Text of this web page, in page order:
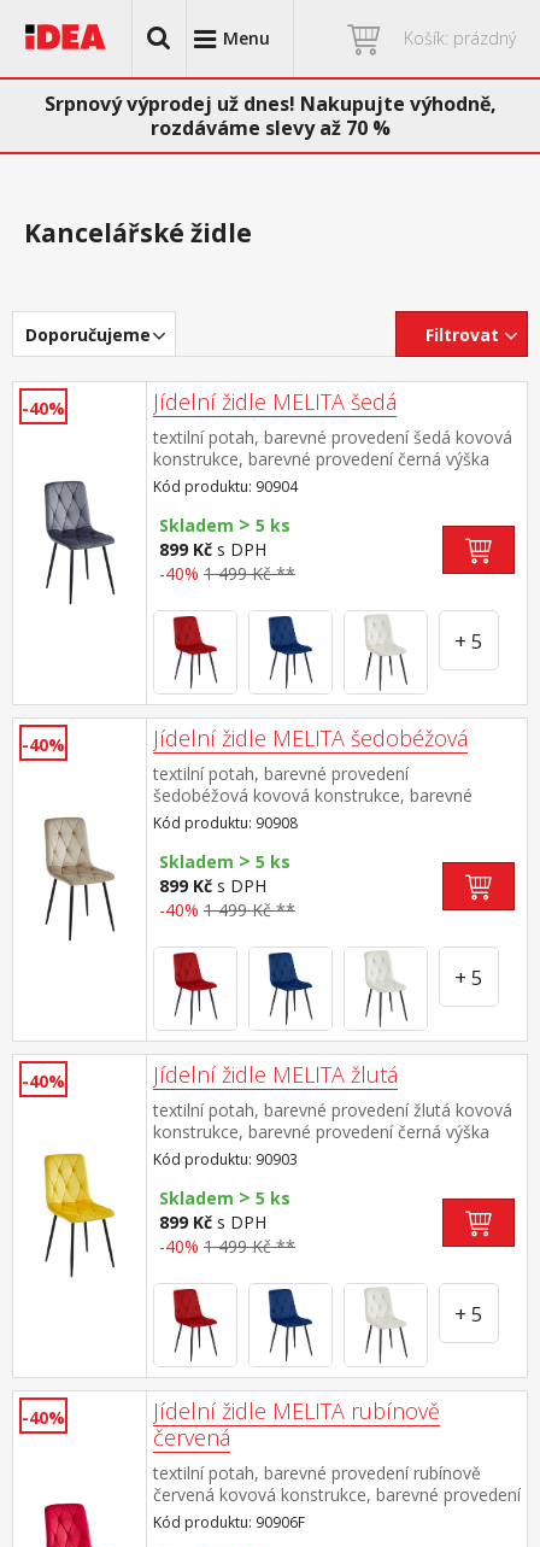
Menu Košík: prázdný
Srpnový výprodej už dnes! Nakupujte výhodně,
rozdáváme slevy až 70 %
Kancelářské židle
Doporučujeme Filtrovat
-40% Jídelní židle MELITA šedá
textilní potah, barevné provedení šedá kovová
konstrukce, barevné provedení černá výška
sedu 50 cm doporučená nosnost do 120 kg
Kód produktu: 90904
Skladem > 5 ks
899 Kč s DPH
-40% 1 499 Kč **
+ 5
-40% Jídelní židle MELITA šedobéžová
textilní potah, barevné provedení
šedobéžová kovová konstrukce, barevné
provedení černá výška sedu 50 cm doporučená
nosnost do 120 kg
Kód produktu: 90908
Skladem > 5 ks
899 Kč s DPH
-40% 1 499 Kč **
+ 5
-40% Jídelní židle MELITA žlutá
textilní potah, barevné provedení žlutá kovová
konstrukce, barevné provedení černá výška
sedu 50 cm doporučená nosnost do 120 kg
Kód produktu: 90903
Skladem > 5 ks
899 Kč s DPH
-40% 1 499 Kč **
+ 5
-40%
Jídelní židle MELITA rubínově
červená
textilní potah, barevné provedení rubínově
červená kovová konstrukce, barevné provedení
černá výška sedu 50 cm doporučená nosnost
do 120 kg
Kód produktu: 90906F